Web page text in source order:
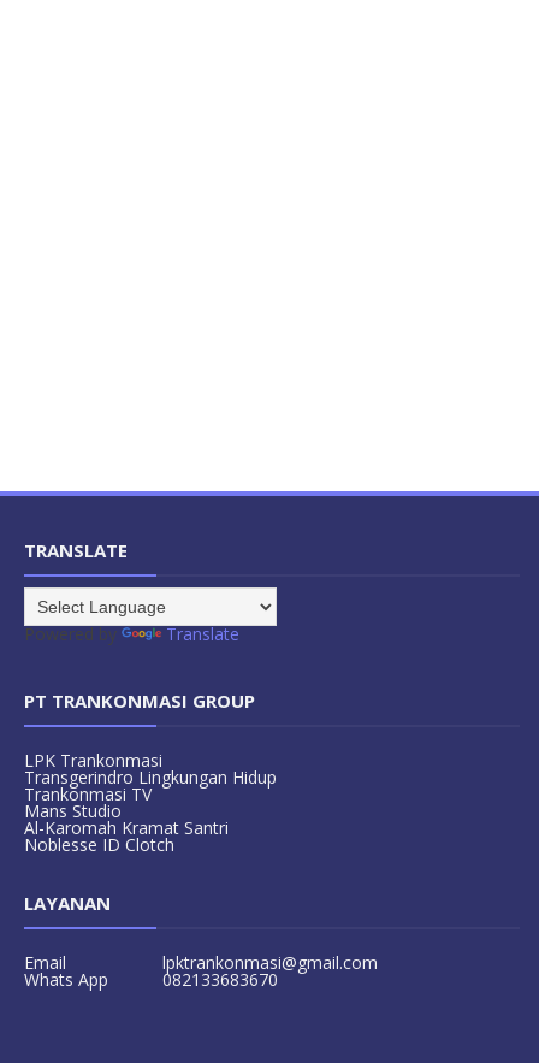
TRANSLATE
Powered by Translate
PT TRANKONMASI GROUP
LPK Trankonmasi
Transgerindro Lingkungan Hidup
Trankonmasi TV
Mans Studio
Al-Karomah Kramat Santri
Noblesse ID Clotch
LAYANAN
Email lpktrankonmasi@gmail.com
Whats App 082133683670